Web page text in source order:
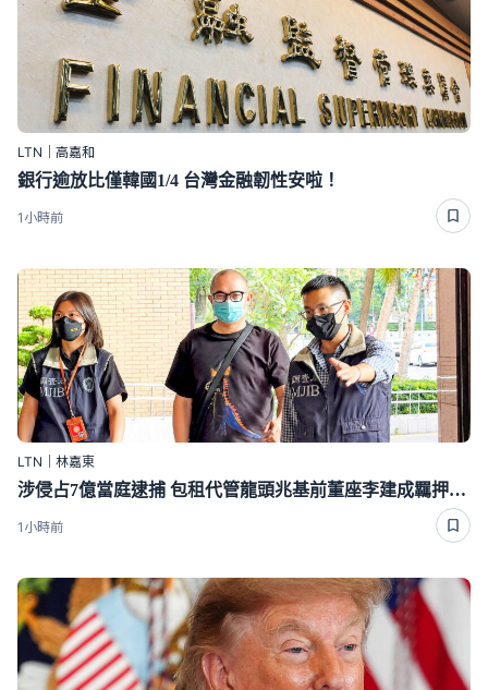
LTN｜高嘉和
銀行逾放比僅韓國1/4 台灣金融韌性安啦！
1小時前
LTN｜林嘉東
涉侵占7億當庭逮捕 包租代管龍頭兆基前董座李建成羈押禁見
1小時前